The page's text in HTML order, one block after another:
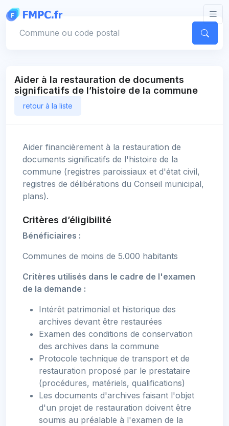
Aider à la restauration de documents
significatifs de l’histoire de la commune
retour à la liste
Aider financièrement à la restauration de
documents significatifs de l'histoire de la
commune (registres paroissiaux et d'état civil,
registres de délibérations du Conseil municipal,
plans).
Critères d’éligibilité
Bénéficiaires :
Communes de moins de 5.000 habitants
Critères utilisés dans le cadre de l'examen
de la demande :
Intérêt patrimonial et historique des
archives devant être restaurées
Examen des conditions de conservation
des archives dans la commune
Protocole technique de transport et de
restauration proposé par le prestataire
(procédures, matériels, qualifications)
Les documents d'archives faisant l'objet
d'un projet de restauration doivent être
soumis au préalable à l'examen de la
Panneau de gestion des cookies